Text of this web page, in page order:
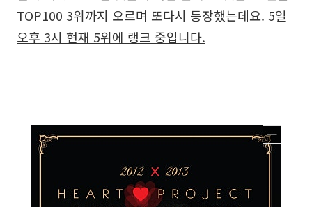
TOP100 3위까지 오르며 또다시 등장했는데요. 5일
오후 3시 현재 5위에 랭크 중입니다.